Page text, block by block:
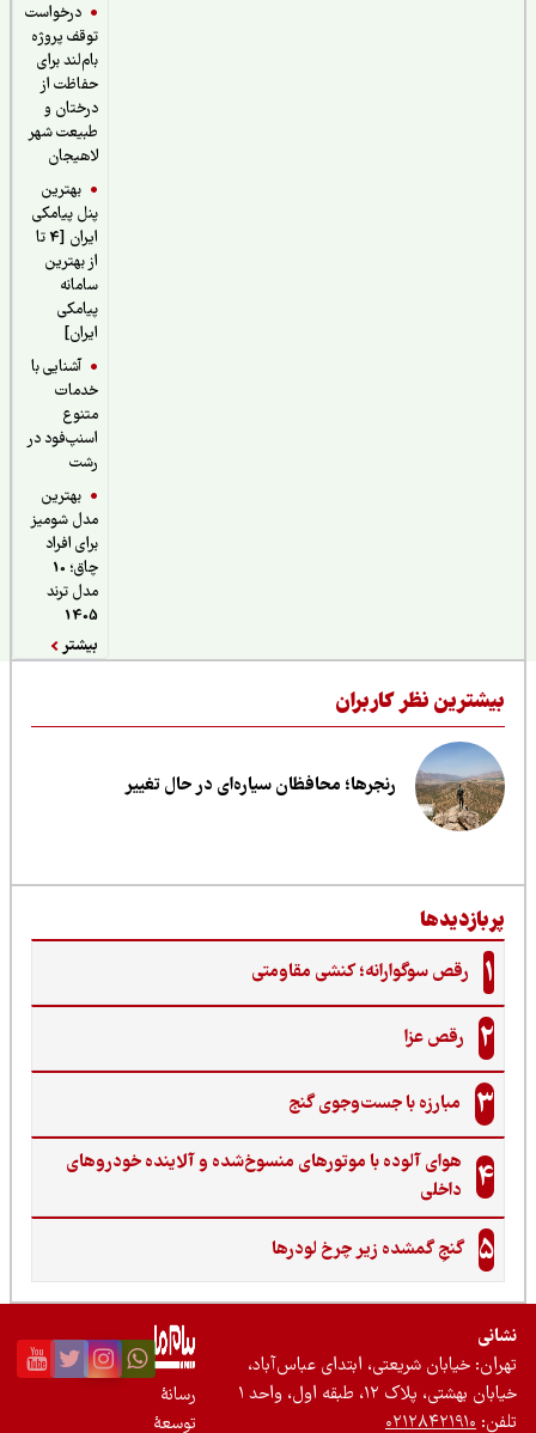
درخواست
توقف پروژه
بام‌لند برای
حفاظت از
درختان و
طبیعت شهر
لاهیجان
بهترین
پنل پیامکی
ایران [4 تا
از بهترین
سامانه
پیامکی
آشنایی با
خدمات
اسنپ‌فود در
بهترین
مدل شومیز
برای افراد
چاق؛ 10
مدل ترند
نظر کاربران
رنجرها؛ محافظان سیاره‌ای در حال تغییر
رقص سوگوارانه؛ کنشی مقاومتی
رقص عزا
مبارزه با جست‌وجوی گنج‌
هوای آلوده با موتورهای منسوخ‌شده و آلاینده خودروهای
داخلی
گنجِ گمشده زیر چرخ لودرها
خیابان شریعتی، ابتدای عباس‌آباد،
بهشتی، پلاک ۱۲، طبقه اول، واحد ۱
۰۲۱۲۸۴۲۱۹۱۰
توسعۀ